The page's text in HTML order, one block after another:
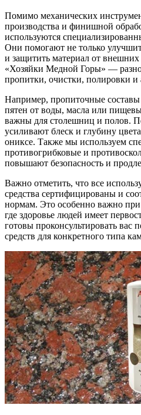
Помимо механических
производства и финишной
используются
Они помогают не только
и защитить материал от внешних
«Хозяйки Медной Горы» —
пропитки, очистки, полировки и
Например, пропиточные
пятен от воды, масла или
важны для столешниц и полов.
усиливают блеск и глубину
ониксе. Также мы используем
противогрибковые и
повышают безопасность и
Важно отметить, что все
средства сертифицированы и
нормам. Это особенно важно
где здоровье людей имеет
готовы проконсультировать вас
средств для конкретного типа